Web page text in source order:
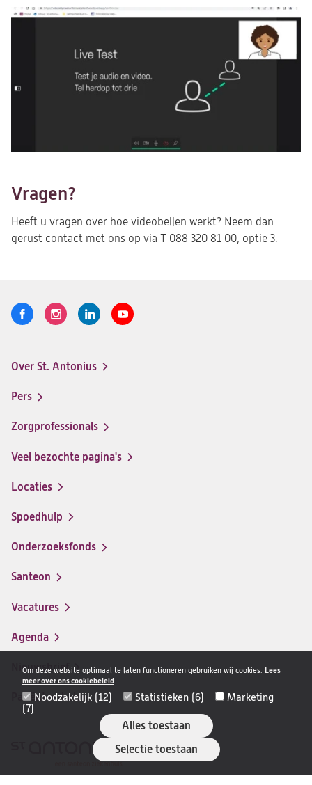
Om deze website optimaal te laten functioneren gebruiken wij cookies. Lees
meer over ons cookiebeleid.
Noodzakelijk (12) Statistieken (6)
Marketing
(7)
Alles toestaan
Selectie toestaan
Vragen?
Heeft u vragen over hoe videobellen werkt? Neem dan
gerust contact met ons op via T 088 320 81 00, optie 3.
Volg
Logo
een
ziekenhuis
op
Logo
een
op
Logo
een
op
Logo
menu
Over St. Antonius
Pers
Zorgprofessionals
Veel bezochte pagina's
Locaties
Spoedhulp
Onderzoeksfonds
Santeon
(opent
in
nieuwe
tab)
Vacatures
(opent
in
nieuwe
tab)
Agenda
Nieuwsbrief
Patiëntverhalen